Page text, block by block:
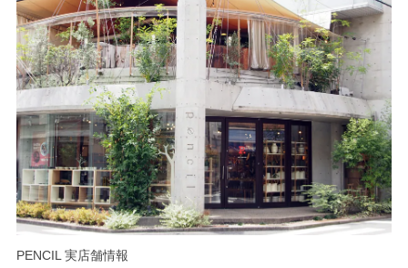
PENCIL 実店舗情報